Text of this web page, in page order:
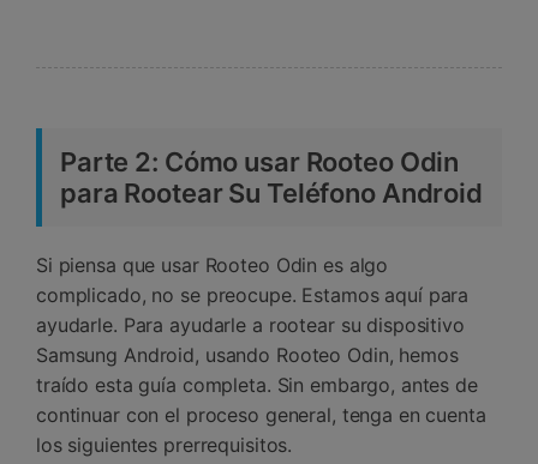
Parte 2: Cómo usar Rooteo Odin
para Rootear Su Teléfono Android
Si piensa que usar Rooteo Odin es algo
complicado, no se preocupe. Estamos aquí para
ayudarle. Para ayudarle a rootear su dispositivo
Samsung Android, usando Rooteo Odin, hemos
traído esta guía completa. Sin embargo, antes de
continuar con el proceso general, tenga en cuenta
los siguientes prerrequisitos.